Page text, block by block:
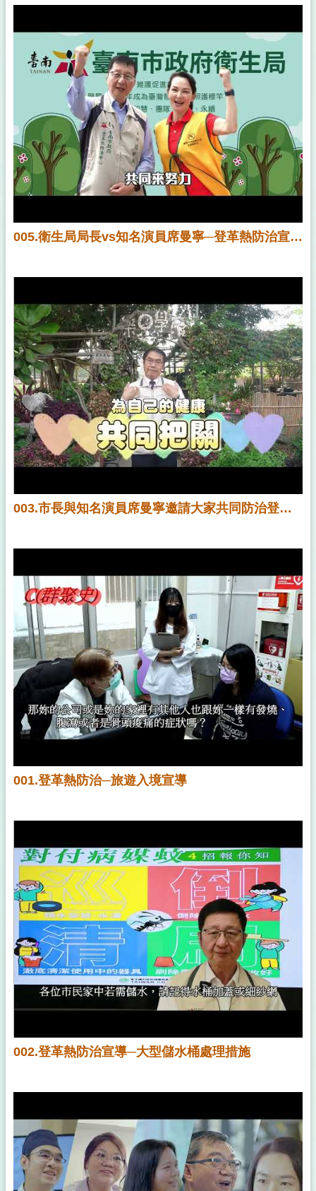
005.衛生局局長vs知名演員席曼寧─登革熱防治宣導影片（TOCC）
003.市長與知名演員席曼寧邀請大家共同防治登革熱
001.登革熱防治─旅遊入境宣導
002.登革熱防治宣導─大型儲水桶處理措施